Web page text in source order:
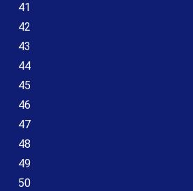
41
42
43
44
45
46
47
48
49
50